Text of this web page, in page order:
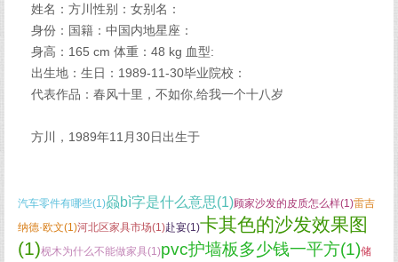
姓名：方川性别：女别名：
身份：国籍：中国内地星座：
身高：165 cm 体重：48 kg 血型:
出生地：生日：1989-11-30毕业院校：
代表作品：春风十里，不如你,给我一个十八岁
方川，1989年11月30日出生于
汽车零件有哪些(1)赑bì字是什么意思(1)顾家沙发的皮质怎么样(1)雷吉
纳德·欧文(1)河北区家具市场(1)赴宴(1)卡其色的沙发效果图
(1)枧木为什么不能做家具(1)pvc护墙板多少钱一平方(1)储